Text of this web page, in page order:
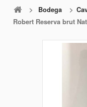
ALIMENTACIÓN
CARNICERÍA Y
> Bodega >
Robert Reserva brut